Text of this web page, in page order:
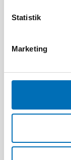
Statistik
Marketing
HANDICAP
9 apr 2026
Nordisk